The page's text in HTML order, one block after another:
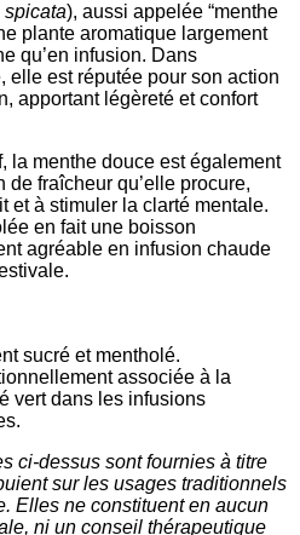
spicata), aussi appelée “menthe
plante aromatique largement
qu’en infusion. Dans
elle est réputée pour son action
apportant légèreté et confort
la menthe douce est également
fraîcheur qu’elle procure,
et à stimuler la clarté mentale.
en fait une boisson
agréable en infusion chaude
sucré et mentholé.
associée à la
vert dans les infusions
ci-dessus sont fournies à titre
sur les usages traditionnels
Elles ne constituent en aucun
ni un conseil thérapeutique